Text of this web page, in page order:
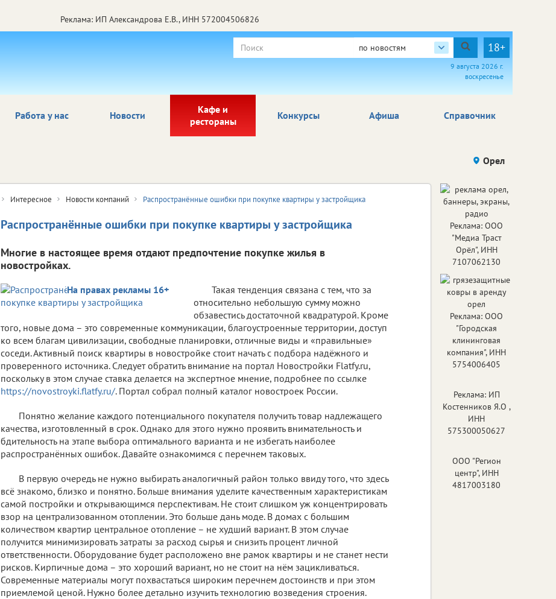
Реклама: ИП Александрова Е.В., ИНН 572004506826
по новостям 18+
9 августа 2026 г.
воскресенье
Работа у нас Новости
Кафе и
рестораны
Афиша Справочник
Конкурсы
Орел
Интересное Новости компаний Распространённые ошибки при покупке квартиры у застройщика
Распространённые ошибки при покупке квартиры у застройщика
Многие в настоящее время отдают предпочтение покупке жилья в
новостройках.
На правах рекламы 16+
Такая тенденция связана с тем, что за
относительно небольшую сумму можно
обзавестись достаточной квадратурой. Кроме
того, новые дома – это современные коммуникации, благоустроенные территории, доступ
ко всем благам цивилизации, свободные планировки, отличные виды и «правильные»
соседи. Активный поиск квартиры в новостройке стоит начать с подбора надёжного и
проверенного источника. Следует обратить внимание на портал Новостройки Flatfy.ru,
поскольку в этом случае ставка делается на экспертное мнение, подробнее по ссылке
https://novostroyki.flatfy.ru/. Портал собрал полный каталог новостроек России.
Понятно желание каждого потенциального покупателя получить товар надлежащего
качества, изготовленный в срок. Однако для этого нужно проявить внимательность и
бдительность на этапе выбора оптимального варианта и не избегать наиболее
распространённых ошибок. Давайте ознакомимся с перечнем таковых.
В первую очередь не нужно выбирать аналогичный район только ввиду того, что здесь
всё знакомо, близко и понятно. Больше внимания уделите качественным характеристикам
самой постройки и открывающимся перспективам. Не стоит слишком уж концентрировать
взор на централизованном отоплении. Это больше дань моде. В домах с большим
количеством квартир центральное отопление – не худший вариант. В этом случае
получится минимизировать затраты за расход сырья и снизить процент личной
ответственности. Оборудование будет расположено вне рамок квартиры и не станет нести
рисков. Кирпичные дома – это хороший вариант, но не стоит на нём зацикливаться.
Современные материалы могут похвастаться широким перечнем достоинств и при этом
приемлемой ценой. Нужно более детально изучить технологию возведения строения.
Реклама: ООО
"Медиа Траст
Орёл", ИНН
7107062130
Реклама: ООО
"Городская
клининговая
компания", ИНН
5754006405
Реклама: ИП
Костенников Я.О ,
ИНН
575300050627
ООО "Регион
центр", ИНН
4817003180